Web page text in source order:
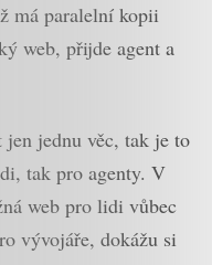
má paralelní kopii
web, přijde agent a
jen jednu věc, tak je to
tak pro agenty. V
web pro lidi vůbec
vývojáře, dokážu si